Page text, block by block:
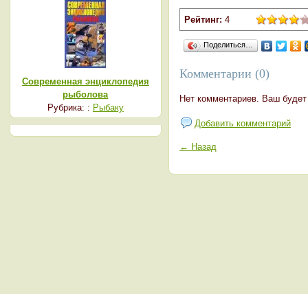
Рейтинг: 4
Поделиться…
Комментарии (0)
Нет комментариев. Ваш
Добавить комментарий
← Назад
Современная энциклопедия
рыболова
Рубрика: : Рыбаку